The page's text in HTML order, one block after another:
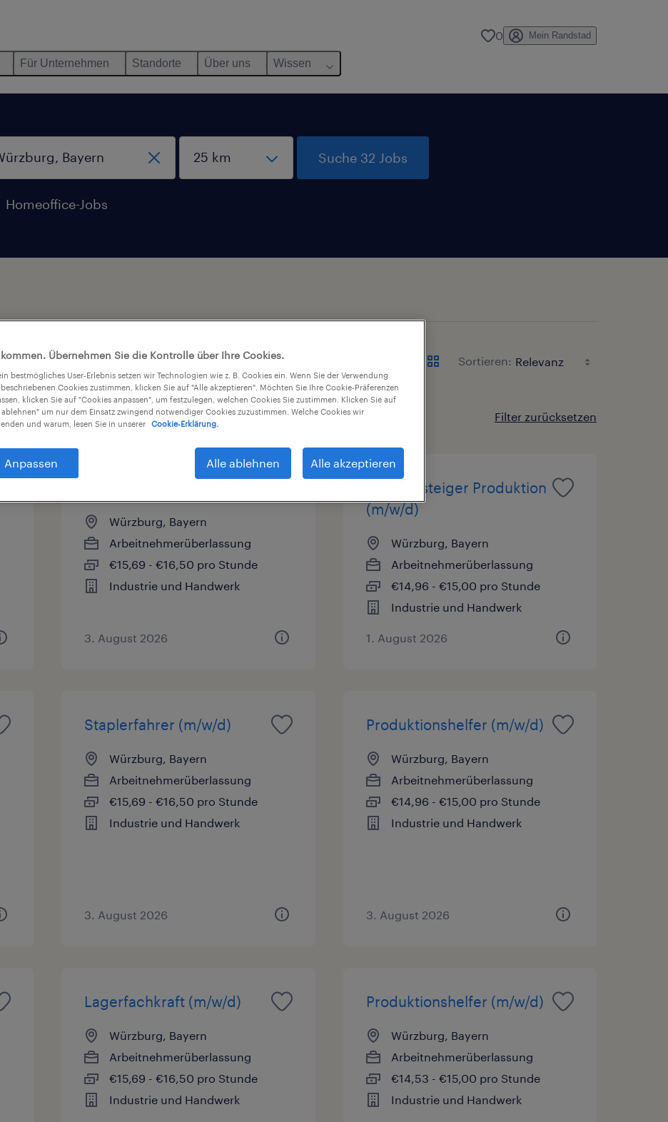
Für Unternehmen Standorte Über uns Wissen
0 Mein Randstad
Homeoffice-Jobs
Suche 32 Jobs
gefunden Sortieren:
Gehalt Arbeitszeit Filter zurücksetzen
Würzburg, Bayern
Arbeitnehmerüberlassung
€15,69 - €16,50 pro Stunde
Industrie und Handwerk
3. August 2026
Quereinsteiger Produktion
(m/w/d)
Würzburg, Bayern
Arbeitnehmerüberlassung
€14,96 - €15,00 pro Stunde
Industrie und Handwerk
1. August 2026
Staplerfahrer (m/w/d)
Würzburg, Bayern
Arbeitnehmerüberlassung
€15,69 - €16,50 pro Stunde
Industrie und Handwerk
3. August 2026
Produktionshelfer (m/w/d)
Würzburg, Bayern
Arbeitnehmerüberlassung
€14,96 - €15,00 pro Stunde
Industrie und Handwerk
3. August 2026
Lagerfachkraft (m/w/d)
Würzburg, Bayern
Arbeitnehmerüberlassung
€15,69 - €16,50 pro Stunde
Industrie und Handwerk
Produktionshelfer (m/w/d)
Würzburg, Bayern
Arbeitnehmerüberlassung
€14,53 - €15,00 pro Stunde
Industrie und Handwerk
Übernehmen Sie die Kontrolle über Ihre Cookies.
bestmögliches User-Erlebnis setzen wir Technologien wie z. B. Cookies ein. Wenn Sie der Verwendung
Cookies zustimmen, klicken Sie auf "Alle akzeptieren". Möchten Sie Ihre Cookie-Präferenzen
klicken Sie auf "Cookies anpassen", um festzulegen, welchen Cookies Sie zustimmen. Klicken Sie auf
ablehnen" um nur dem Einsatz zwingend notwendiger Cookies zuzustimmen. Welche Cookies wir
und warum, lesen Sie in unserer
Cookie-Erklärung.
Anpassen Alle ablehnen Alle akzeptieren